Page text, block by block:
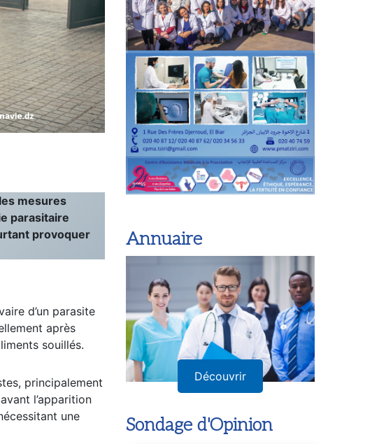
mesures
parasitaire
provoquer
d’un parasite
après
souillés.
principalement
l’apparition
une
Annuaire
Découvrir
Sondage d'Opinion